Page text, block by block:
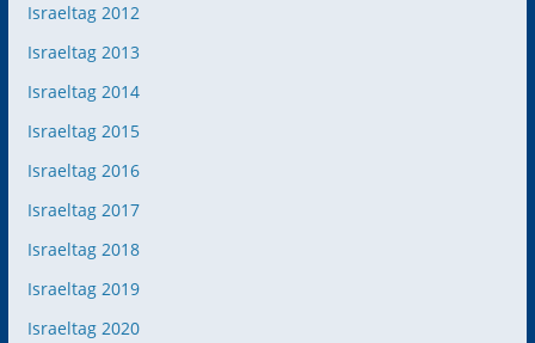
Israeltag 2012
Israeltag 2013
Israeltag 2014
Israeltag 2015
Israeltag 2016
Israeltag 2017
Israeltag 2018
Israeltag 2019
Israeltag 2020